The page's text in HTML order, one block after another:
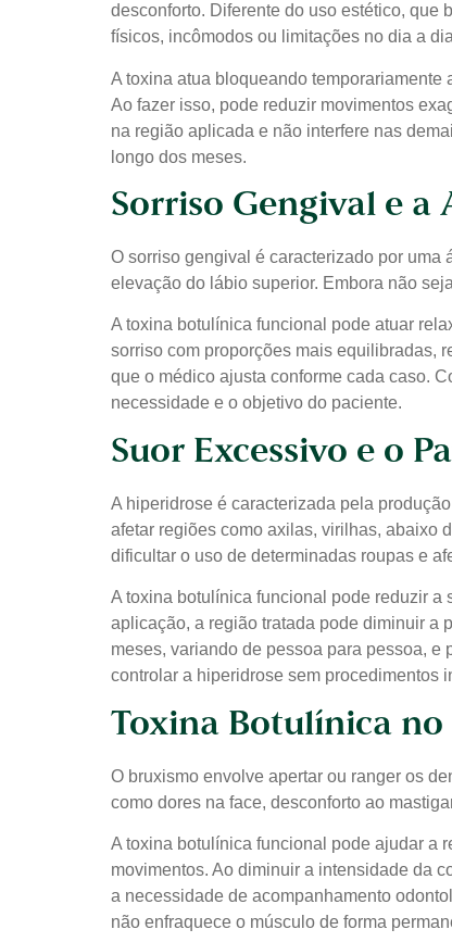
desconforto. Diferente do uso estético, que
físicos, incômodos ou limitações no dia a
A toxina atua bloqueando
Ao fazer isso, pode reduzir movimentos
na região aplicada e não interfere nas
longo dos meses.
Sorriso Gengival e a
O sorriso gengival é caracterizado por uma
elevação do lábio superior. Embora não
A toxina botulínica funcional pode atuar
sorriso com proporções mais equilibradas,
que o médico ajusta conforme cada caso.
necessidade e o objetivo do paciente.
Suor Excessivo e o
A hiperidrose é caracterizada pela
afetar regiões como axilas, virilhas, abaixo
dificultar o uso de determinadas roupas e
A toxina botulínica funcional pode reduzir a
aplicação, a região tratada pode diminuir a
meses, variando de pessoa para pessoa,
controlar a hiperidrose sem procedimentos
Toxina Botulínica no
O bruxismo envolve apertar ou ranger os
como dores na face, desconforto ao
A toxina botulínica funcional pode ajudar a
movimentos. Ao diminuir a intensidade da
a necessidade de acompanhamento
não enfraquece o músculo de forma